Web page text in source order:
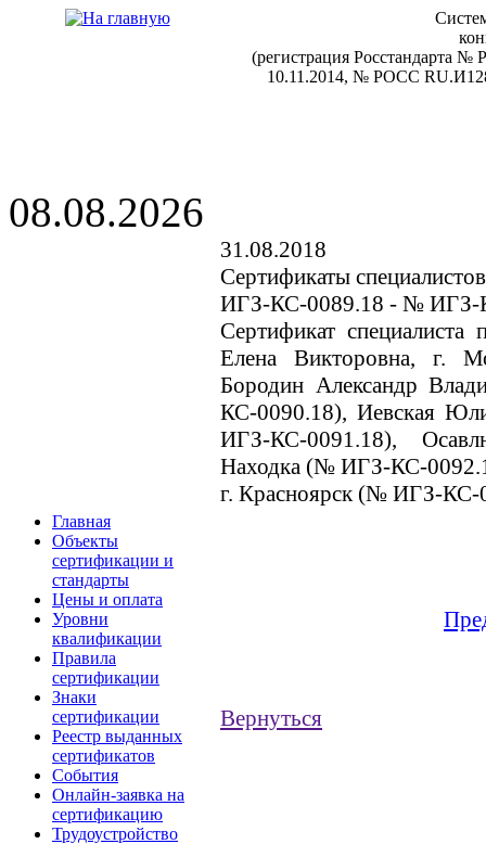
(регистрация
10.11.2014, № РОСС
08.08.2026
Главная
Объекты
сертификации и
стандарты
Цены и оплата
Уровни
квалификации
Правила
сертификации
Знаки
сертификации
Реестр выданных
сертификатов
События
Онлайн-заявка на
сертификацию
Трудоустройство
31.08.2018
Сертификаты
ИГЗ-КС-0089.18 - № ИГЗ-
Сертификат специалиста
Елена Викторовна,
Бородин Александр
КС-0090.18), Иевская
ИГЗ-КС-0091.18),
Находка (№ ИГЗ-КС-
г. Красноярск (№ ИГЗ-КС-
Вернуться